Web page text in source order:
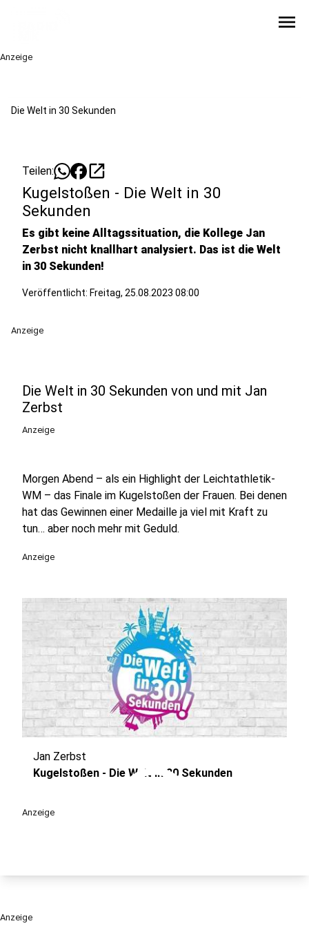
menu
Anzeige
Die Welt in 30 Sekunden
Teilen: open_in_new
Kugelstoßen - Die Welt in 30
Sekunden
Es gibt keine Alltagssituation, die Kollege Jan
Zerbst nicht knallhart analysiert. Das ist die Welt
in 30 Sekunden!
Veröffentlicht: Freitag, 25.08.2023 08:00
Anzeige
Die Welt in 30 Sekunden von und mit Jan
Zerbst
Anzeige
Morgen Abend – als ein Highlight der Leichtathletik-
WM – das Finale im Kugelstoßen der Frauen. Bei denen
hat das Gewinnen einer Medaille ja viel mit Kraft zu
tun… aber noch mehr mit Geduld.
Anzeige
play_circle
Jan Zerbst
Kugelstoßen - Die Welt in 30 Sekunden
Anzeige
Anzeige